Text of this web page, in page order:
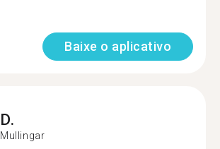
Baixe o aplicativo
D.
Mullingar